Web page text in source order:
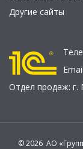
Другие сайты
Отдел продаж: г.
© 2026 АО